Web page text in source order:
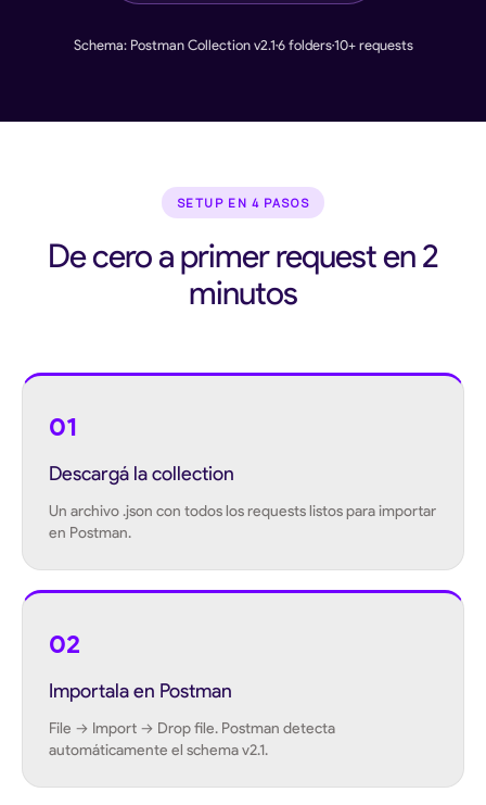
Schema: Postman Collection v2.1·6 folders·10+ requests
SETUP EN 4 PASOS
De cero a primer request en 2
minutos
01
Descargá la collection
Un archivo .json con todos los requests listos para importar
en Postman.
02
Importala en Postman
File → Import → Drop file. Postman detecta
automáticamente el schema v2.1.